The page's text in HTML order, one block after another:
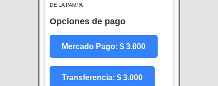
DE LA PAMPA
Opciones de pago
Mercado Pago: $ 3.000
Transferencia: $ 3.000